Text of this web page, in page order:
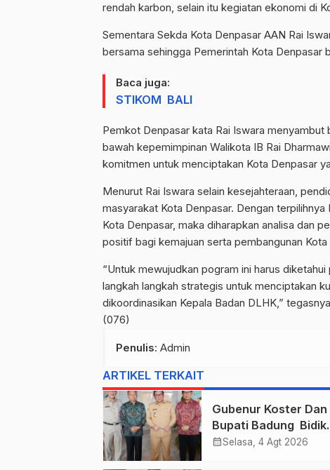
rendah karbon, selain itu kegiatan ekonomi di
Sementara Sekda Kota Denpasar AAN Rai
bersama sehingga Pemerintah Kota Denpasar
Baca juga:
STIKOM BALI
Pemkot Denpasar kata Rai Iswara
bawah kepemimpinan Walikota IB Rai
komitmen untuk menciptakan Kota Denpasar
Menurut Rai Iswara selain kesejahteraan,
masyarakat Kota Denpasar. Dengan
Kota Denpasar, maka diharapkan analisa dan
positif bagi kemajuan serta pembangunan Kota
“Untuk mewujudkan pogram ini harus
langkah langkah strategis untuk menciptakan
dikoordinasikan Kepala Badan DLHK,”
(076)
Penulis: Admin
ARTIKEL TERKAIT
Gubenur Koster Dan
Bupati Badung Bidik
Obligasi Daerah :
calendar_monthSelasa, 4 Agt 2026